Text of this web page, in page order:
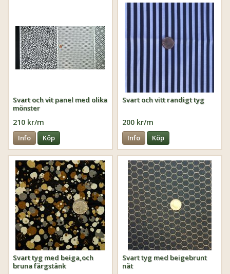
Svart och vit panel med olika
mönster
210 kr/m
Info Köp
Svart och vitt randigt tyg
200 kr/m
Info Köp
Svart tyg med beiga,och
bruna färgstänk
Svart tyg med beigebrunt
nät